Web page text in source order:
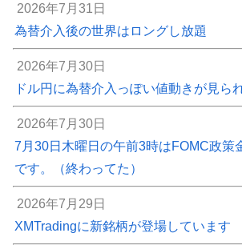
2026年7月31日
為替介入後の世界はロングし放題
2026年7月30日
ドル円に為替介入っぽい値動きが見ら
2026年7月30日
7月30日木曜日の午前3時はFOMC政策
です。（終わってた）
2026年7月29日
XMTradingに新銘柄が登場しています